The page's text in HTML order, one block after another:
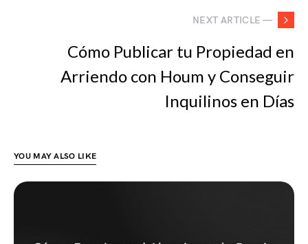
NEXT ARTICLE —
Cómo Publicar tu Propiedad en
Arriendo con Houm y Conseguir
Inquilinos en Días
YOU MAY ALSO LIKE